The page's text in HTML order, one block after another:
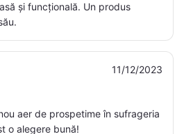
și funcțională. Un produs
11/12/2023
aer de prospetime în sufrageria
o alegere bună!